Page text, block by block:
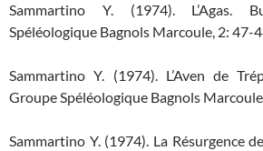
Sammartino Y. (1974). L’Agas.
Spéléologique Bagnols Marcoule, 2: 47-
Sammartino Y. (1974). L’Aven de
Groupe Spéléologique Bagnols
Sammartino Y. (1974). La Résurgence